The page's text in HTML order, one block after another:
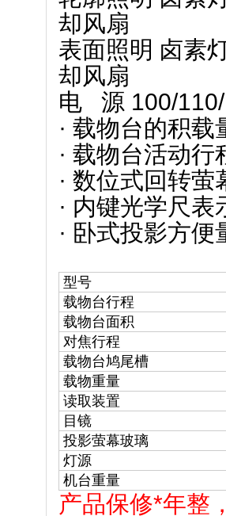
却风扇
表面照明 卤素
却风扇
电 源 100/110/
· 载物台的积
· 载物台活动
· 数位式回转
· 内键光学尺
· 卧式投影方
型号
载物台行程
载物台面积
对焦行程
载物台鸠尾槽
载物重量
读取装置
目镜
投影萤幕玻璃
灯源
机台重量
产品保修*年整